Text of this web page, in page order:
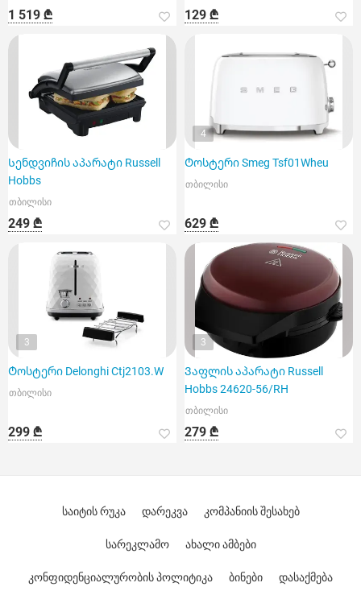
1 519 ₾ 129 ₾
Სენდვიჩის აპარატი Russell
Hobbs
თბილისი
249 ₾
4
Ტოსტერი Smeg Tsf01Wheu
თბილისი
629 ₾
3
Ტოსტერი Delonghi Ctj2103.W
თბილისი
299 ₾
3
Ვაფლის აპარატი Russell
Hobbs 24620-56/RH
თბილისი
279 ₾
საიტის რუკა დარეკვა კომპანიის შესახებ
სარეკლამო ახალი ამბები
კონფიდენციალურობის პოლიტიკა ბინები დასაქმება